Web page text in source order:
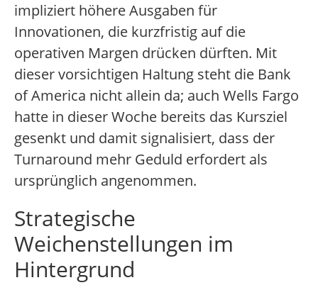
impliziert höhere Ausgaben für
Innovationen, die kurzfristig auf die
operativen Margen drücken dürften. Mit
dieser vorsichtigen Haltung steht die Bank
of America nicht allein da; auch Wells Fargo
hatte in dieser Woche bereits das Kursziel
gesenkt und damit signalisiert, dass der
Turnaround mehr Geduld erfordert als
ursprünglich angenommen.
Strategische
Weichenstellungen im
Hintergrund